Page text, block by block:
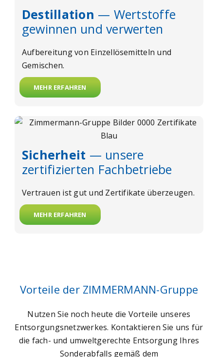
Destillation — Wertstoffe
gewinnen und verwerten
Aufbereitung von Einzellösemitteln und
Gemischen.
MEHR ERFAHREN
Sicherheit — unsere
zertifizierten Fachbetriebe
Vertrauen ist gut und Zertifikate überzeugen.
MEHR ERFAHREN
Vorteile der ZIMMERMANN-Gruppe
Nutzen Sie noch heute die Vorteile unseres
Entsorgungsnetzwerkes. Kontaktieren Sie uns für
die fach- und umweltgerechte Entsorgung Ihres
Sonderabfalls gemäß dem